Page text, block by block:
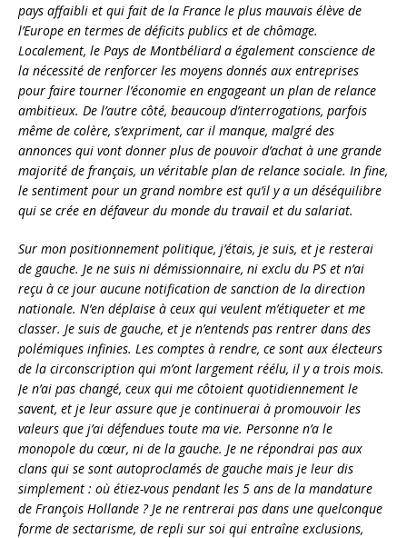
pays affaibli et qui fait de la France le plus mauvais élève de
l’Europe en termes de déficits publics et de chômage.
Localement, le Pays de Montbéliard a également conscience de
la nécessité de renforcer les moyens donnés aux entreprises
pour faire tourner l’économie en engageant un plan de relance
ambitieux. De l’autre côté, beaucoup d’interrogations, parfois
même de colère, s’expriment, car il manque, malgré des
annonces qui vont donner plus de pouvoir d’achat à une grande
majorité de français, un véritable plan de relance sociale. In fine,
le sentiment pour un grand nombre est qu’il y a un déséquilibre
qui se crée en défaveur du monde du travail et du salariat.
Sur mon positionnement politique, j’étais, je suis, et je resterai
de gauche. Je ne suis ni démissionnaire, ni exclu du PS et n’ai
reçu à ce jour aucune notification de sanction de la direction
nationale. N’en déplaise à ceux qui veulent m’étiqueter et me
classer. Je suis de gauche, et je n’entends pas rentrer dans des
polémiques infinies. Les comptes à rendre, ce sont aux électeurs
de la circonscription qui m’ont largement réélu, il y a trois mois.
Je n’ai pas changé, ceux qui me côtoient quotidiennement le
savent, et je leur assure que je continuerai à promouvoir les
valeurs que j’ai défendues toute ma vie. Personne n’a le
monopole du cœur, ni de la gauche. Je ne répondrai pas aux
clans qui se sont autoproclamés de gauche mais je leur dis
simplement : où étiez-vous pendant les 5 ans de la mandature
de François Hollande ? Je ne rentrerai pas dans une quelconque
forme de sectarisme, de repli sur soi qui entraîne exclusions,